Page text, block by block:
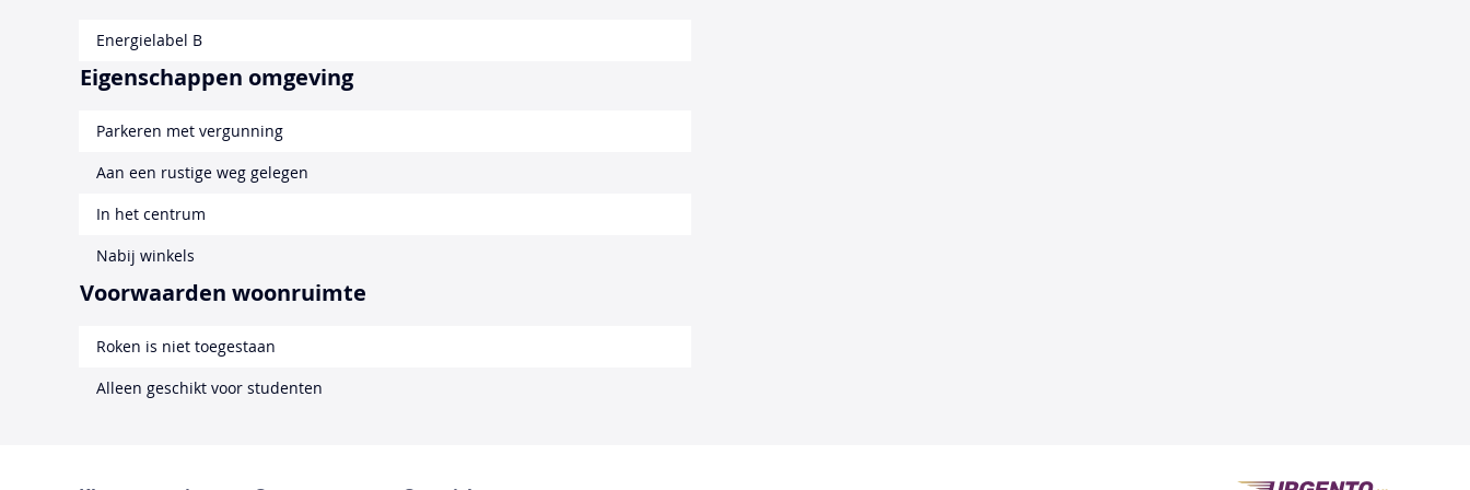
Energielabel B
Eigenschappen omgeving
Parkeren met vergunning
Aan een rustige weg gelegen
In het centrum
Nabij winkels
Voorwaarden woonruimte
Roken is niet toegestaan
Alleen geschikt voor studenten